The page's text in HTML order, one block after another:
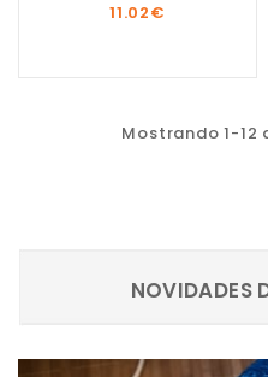
11.02€
Mostrando 1-
NOVIDADES